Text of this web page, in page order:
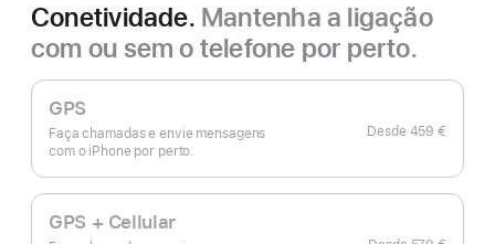
Conetividade. Mantenha a ligação
com ou sem o telefone por perto.
GPS
Faça chamadas e envie mensagens
com o iPhone por perto.
Desde 459 €
GPS + Cellular